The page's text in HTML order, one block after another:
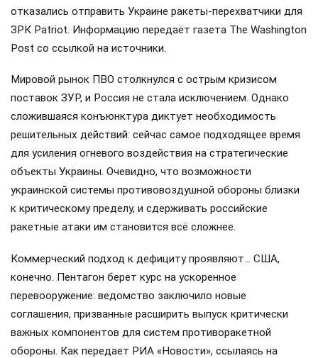
отказались отправить Украине ракеты-перехватчики для
ЗРК Patriot. Информацию передаёт газета The Washington
Post со ссылкой на источники.
Мировой рынок ПВО столкнулся с острым кризисом
поставок ЗУР, и Россия не стала исключением. Однако
сложившаяся конъюнктура диктует необходимость
решительных действий: сейчас самое подходящее время
для усиления огневого воздействия на стратегические
объекты Украины. Очевидно, что возможности
украинской системы противовоздушной обороны близки
к критическому пределу, и сдерживать российские
ракетные атаки им становится всё сложнее.
Коммерческий подход к дефициту проявляют… США,
конечно. Пентагон берет курс на ускоренное
перевооружение: ведомство заключило новые
соглашения, призванные расширить выпуск критически
важных компонентов для систем противоракетной
обороны. Как передает РИА «Новости», ссылаясь на